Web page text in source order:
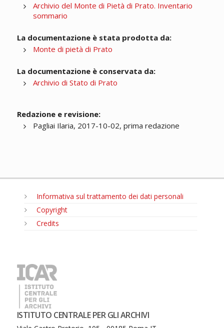
Archivio del Monte di Pietà di Prato. Inventario
sommario
La documentazione è stata prodotta da:
Monte di pietà di Prato
La documentazione è conservata da:
Archivio di Stato di Prato
Redazione e revisione:
Pagliai Ilaria, 2017-10-02, prima redazione
Informativa sul trattamento dei dati personali
Copyright
Credits
ISTITUTO CENTRALE PER GLI ARCHIVI